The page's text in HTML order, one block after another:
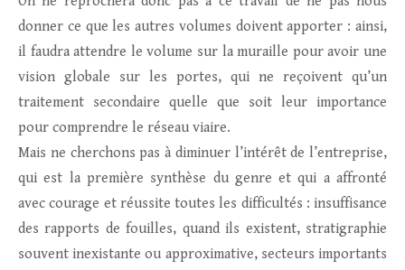
donner ce que les autres volumes doivent apporter : ainsi,
il faudra attendre le volume sur la muraille pour avoir une
vision globale sur les portes, qui ne reçoivent qu’un
traitement secondaire quelle que soit leur importance
pour comprendre le réseau viaire.
Mais ne cherchons pas à diminuer l’intérêt de l’entreprise,
qui est la première synthèse du genre et qui a affronté
avec courage et réussite toutes les difficultés : insuffisance
des rapports de fouilles, quand ils existent, stratigraphie
souvent inexistante ou approximative, secteurs importants